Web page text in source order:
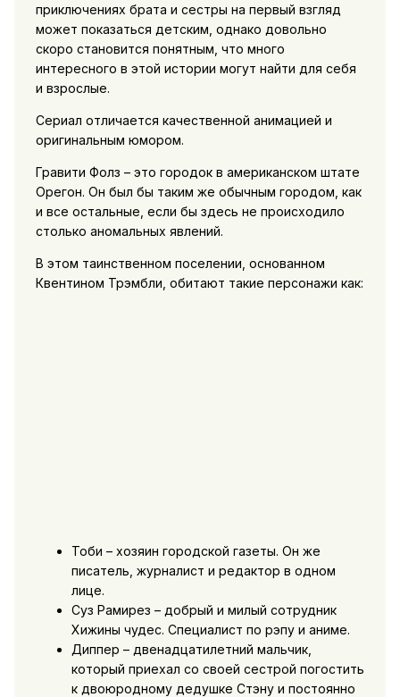
приключениях брата и сестры на первый взгляд
может показаться детским, однако довольно
скоро становится понятным, что много
интересного в этой истории могут найти для себя
и взрослые.
Сериал отличается качественной анимацией и
оригинальным юмором.
Гравити Фолз – это городок в американском штате
Орегон. Он был бы таким же обычным городом, как
и все остальные, если бы здесь не происходило
столько аномальных явлений.
В этом таинственном поселении, основанном
Квентином Трэмбли, обитают такие персонажи как:
Тоби – хозяин городской газеты. Он же
писатель, журналист и редактор в одном
лице.
Суз Рамирез – добрый и милый сотрудник
Хижины чудес. Специалист по рэпу и аниме.
Диппер – двенадцатилетний мальчик,
который приехал со своей сестрой погостить
к двоюродному дедушке Стэну и постоянно